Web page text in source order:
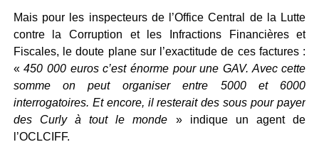
Mais pour les inspecteurs de l’Office Central de la Lutte
contre la Corruption et les Infractions Financières et
Fiscales, le doute plane sur l’exactitude de ces factures :
«450 000 euros c’est énorme pour une GAV. Avec cette
somme on peut organiser entre 5000 et 6000
interrogatoires. Et encore, il resterait des sous pour payer
des Curly à tout le monde » indique un agent de
l’OCLCIFF.